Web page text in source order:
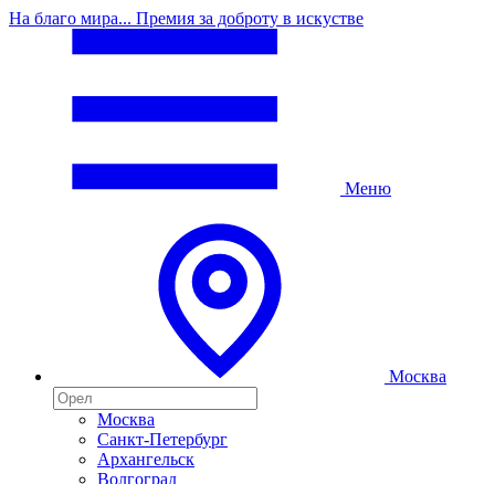
На благо мира... Премия за доброту в искустве
Меню
Москва
Москва
Санкт-Петербург
Архангельск
Волгоград